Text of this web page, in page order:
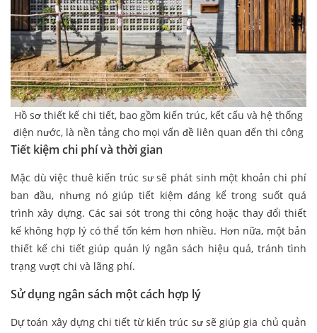
Hồ sơ thiết kế chi tiết, bao gồm kiến trúc, kết cấu và hệ thống
điện nước, là nền tảng cho mọi vấn đề liên quan đến thi công
Tiết kiệm chi phí và thời gian
Mặc dù việc thuê kiến trúc sư sẽ phát sinh một khoản chi phí
ban đầu, nhưng nó giúp tiết kiệm đáng kể trong suốt quá
trình xây dựng. Các sai sót trong thi công hoặc thay đổi thiết
kế không hợp lý có thể tốn kém hơn nhiều. Hơn nữa, một bản
thiết kế chi tiết giúp quản lý ngân sách hiệu quả, tránh tình
trạng vượt chi và lãng phí.
Sử dụng ngân sách một cách hợp lý
Dự toán xây dựng chi tiết từ kiến trúc sư sẽ giúp gia chủ quản